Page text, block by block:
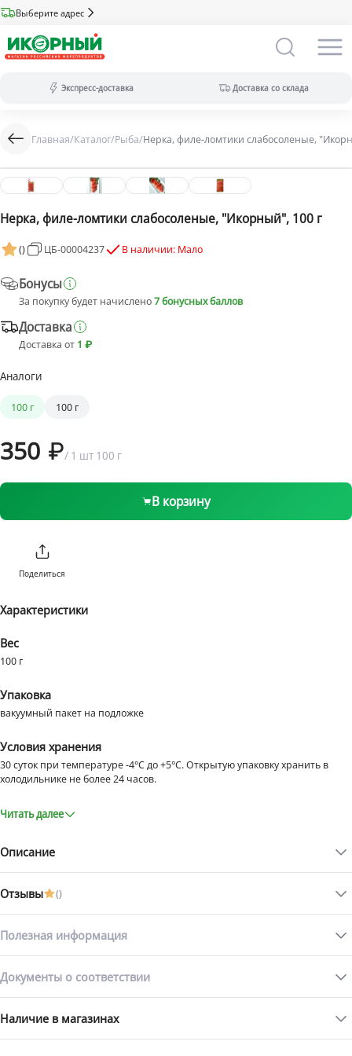
Выберите адрес
Экспресс-доставка Доставка со склада
Экспресс-доставка:за 2 часа из магазина (ассортимент
Оплата только на сайте.
Доставка со склада:в течение дня
(максимальный ассортимент).
Доступны все виды оплат.
Главная/Каталог/Рыба/Нерка, филе-ломтики слабосоленые,
Нерка, филе-ломтики слабосоленые, "Икорный", 100 г
() ЦБ-00004237 В наличии: Мало
Бонусы
За покупку будет начислено7 бонусных баллов
Доставка
Доставка от 1 ₽
Аналоги
100 г 100 г
350 / 1 шт 100 г
В корзину
Поделиться
Характеристики
Вес
100 г
Упаковка
вакуумный пакет на подложке
Условия хранения
30 суток при температуре -4°С до +5°С. Открытую упаковку хранить в
холодильнике не более 24 часов.
Читать далее
Описание
Слабосоленая нерка: изысканный вкус и польза
ценителей деликатесов. Нежное филе-ломтики, приготовленные
рыбы. Этот продукт богат омега-3 жирными кислотами, витаминами
группы B и D, а также микроэлементами, такими как фосфор и йод.
Каждый ломтик — это сочетание насыщенного вкуса и пользы для
здоровья.
Отзывы ()
Полезная информация
Статьи с товаром
Документы о соответствии
Наличие в магазинах